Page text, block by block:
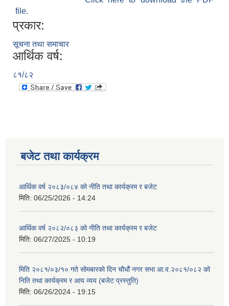
file.
प्रकार:
सूचना तथा समाचार
आर्थिक वर्ष:
८१/८२
बजेट तथा कार्यक्रम
आर्थिक वर्ष २०८३/०८४ को नीति तथा कार्यक्रम र बजेट
मिति: 06/25/2026 - 14:24
आर्थिक वर्ष २०८२/०८३ को नीति तथा कार्यक्रम र बजेट
मिति: 06/27/2025 - 10:19
मिति २०८१/०३/१० गते सोमबारको दिन चौधौं नगर सभा आ.व.२०८१/०८२ को
निति तथा कार्यक्रम र आय व्यय (बजेट प्रस्तुति)
मिति: 06/26/2024 - 19:15